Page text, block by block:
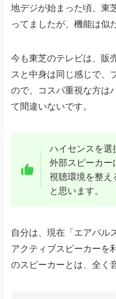
地デジが始まった頃、東
ってましたが、機能は似
今も東芝のテレビは、販
スと中身は同じ感じで、
ので、コスパ重視な方は
て間違いないです。
ハイセンスを選
外部スピーカー
視聴環境を整え
と思います。
自分は、現在「エアパル
アクティブスピーカーを
のスピーカーとは、全く